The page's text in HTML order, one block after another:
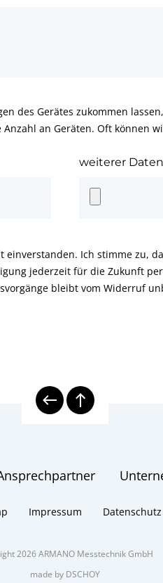
des Gerätes zukommen
an Geräten. Oft können
weiterer
Ich stimme zu,
jederzeit für die Zukunft
bleibt vom Widerruf
Impressum Datenschutz
2026 ARMANO Messtechnik GmbH
made by DSCHOY